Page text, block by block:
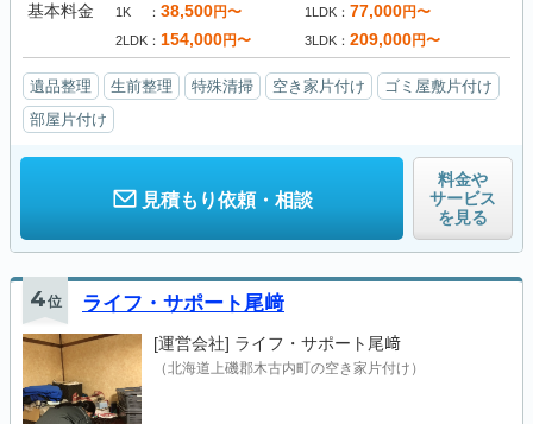
基本料金 1K 38,500円〜 1LDK 77,000円〜
2LDK 154,000円〜 3LDK 209,000円〜
遺品整理 生前整理 特殊清掃 空き家片付け
ゴミ屋敷片付け
部屋片付け
見積もり依頼・相談
料金や
サービス
を見る
4位 ライフ・サポート尾﨑
[運営会社] ライフ・サポート尾﨑
（北海道上磯郡木古内町の空き家片付け）